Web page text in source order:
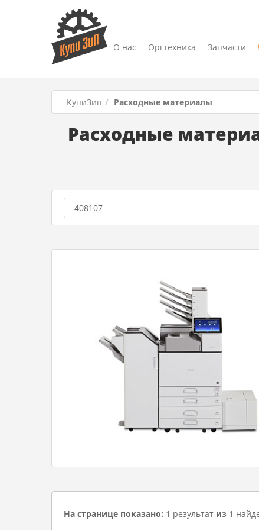
О нас Оргтехника Запчасти
КупиЗип Расходные материалы
Расходные
На странице показано: 1 результат из 1